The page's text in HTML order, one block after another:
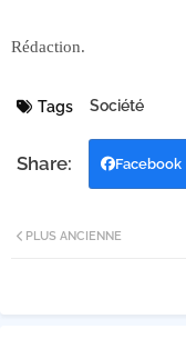
Rédaction.
Tags Société
Facebook
PLUS ANCIENNE